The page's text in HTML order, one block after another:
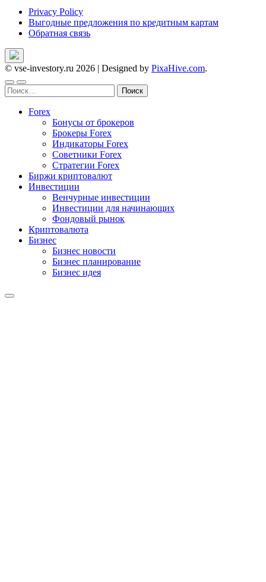
Privacy Policy
Выгодные предложения по кредитным картам
Обратная связь
© vse-investory.ru 2026 | Designed by PixaHive.com.
Найти:
Forex
Бонусы от брокеров
Брокеры Forex
Индикаторы Forex
Советники Forex
Стратегии Forex
Биржи криптовалют
Инвестиции
Венчурные инвестиции
Инвестиции для начинающих
Фондовый рынок
Криптовалюта
Бизнес
Бизнес новости
Бизнес планирование
Бизнес идея